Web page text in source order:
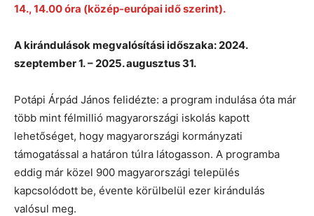
14., 14.00 óra (közép-európai idő szerint).
A kirándulások megvalósítási időszaka: 2024.
szeptember 1. – 2025. augusztus 31.
Potápi Árpád János felidézte: a program indulása óta már
több mint félmillió magyarországi iskolás kapott
lehetőséget, hogy magyarországi kormányzati
támogatással a határon túlra látogasson. A programba
eddig már közel 900 magyarországi település
kapcsolódott be, évente körülbelül ezer kirándulás
valósul meg.